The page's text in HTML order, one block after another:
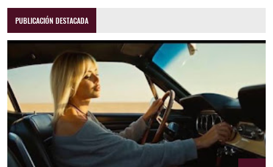
PUBLICACIÓN DESTACADA